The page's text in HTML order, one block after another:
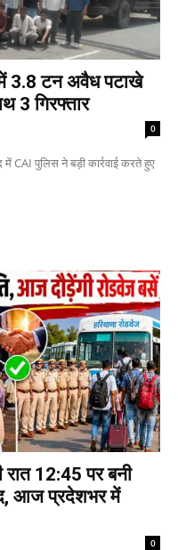
3.8 टन अवैध पटाखे
3 गिरफ्तार
0
CAI पुलिस ने बड़ी कार्रवाई करते हुए
12:45 पर बनी
आज प्रदेशभर में
0